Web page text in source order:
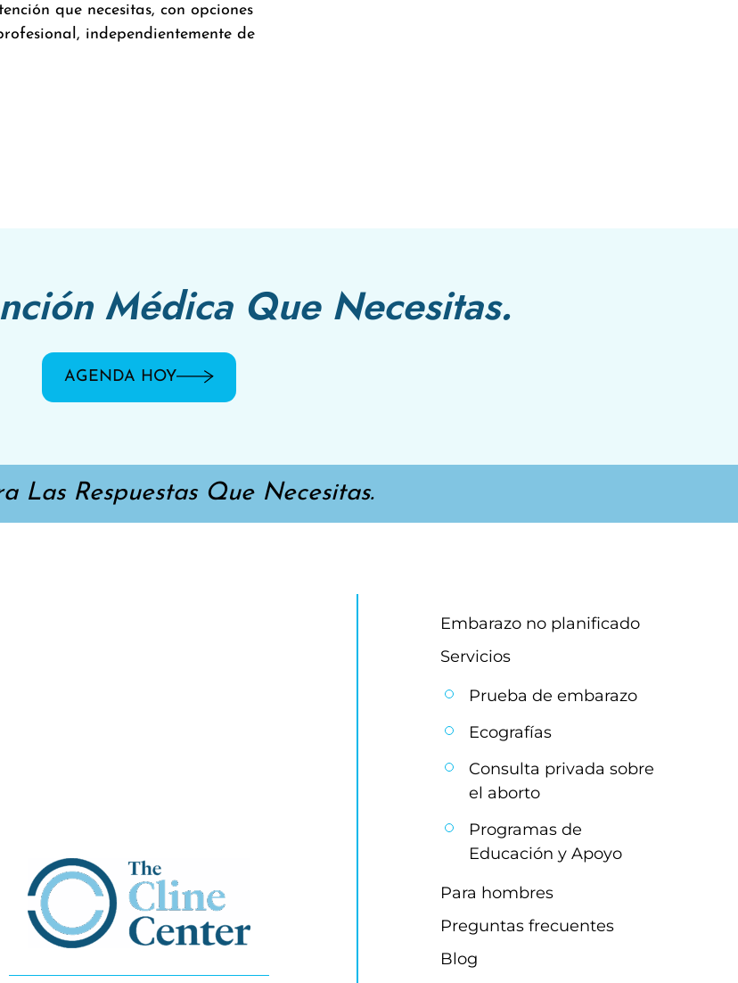
que necesitas, con opciones
independientemente de
Médica Que Necesitas.
AGENDA HOY
Las Respuestas Que Necesitas.
Embarazo no planificado
Servicios
Prueba de embarazo
Ecografías
Consulta privada sobre
el aborto
Programas de
Educación y Apoyo
Para hombres
Preguntas frecuentes
Blog